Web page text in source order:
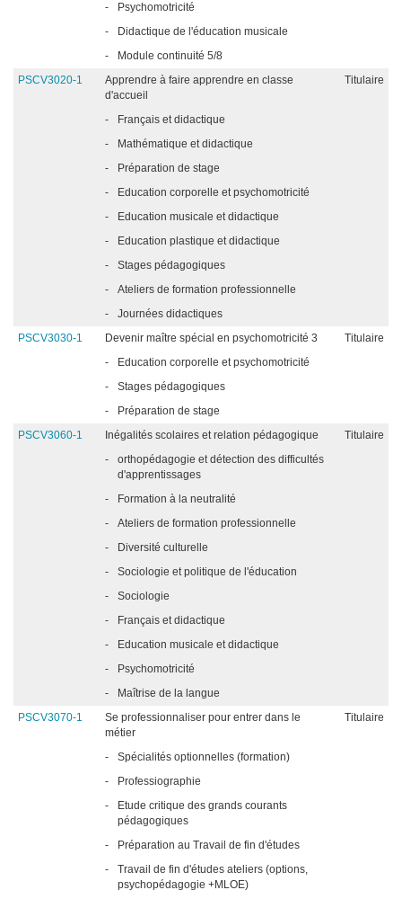
-
Psychomotricité
-
Didactique de l'éducation musicale
-
Module continuité 5/8
PSCV3020-1
Apprendre à faire apprendre en classe
d'accueil
Titulaire
-
Français et didactique
-
Mathématique et didactique
-
Préparation de stage
-
Education corporelle et psychomotricité
-
Education musicale et didactique
-
Education plastique et didactique
-
Stages pédagogiques
-
Ateliers de formation professionnelle
-
Journées didactiques
PSCV3030-1
Devenir maître spécial en psychomotricité 3
Titulaire
-
Education corporelle et psychomotricité
-
Stages pédagogiques
-
Préparation de stage
PSCV3060-1
Inégalités scolaires et relation pédagogique
Titulaire
-
orthopédagogie et détection des difficultés
d'apprentissages
-
Formation à la neutralité
-
Ateliers de formation professionnelle
-
Diversité culturelle
-
Sociologie et politique de l'éducation
-
Sociologie
-
Français et didactique
-
Education musicale et didactique
-
Psychomotricité
-
Maîtrise de la langue
PSCV3070-1
Se professionnaliser pour entrer dans le
métier
Titulaire
-
Spécialités optionnelles (formation)
-
Professiographie
-
Etude critique des grands courants
pédagogiques
-
Préparation au Travail de fin d'études
-
Travail de fin d'études ateliers (options,
psychopédagogie +MLOE)